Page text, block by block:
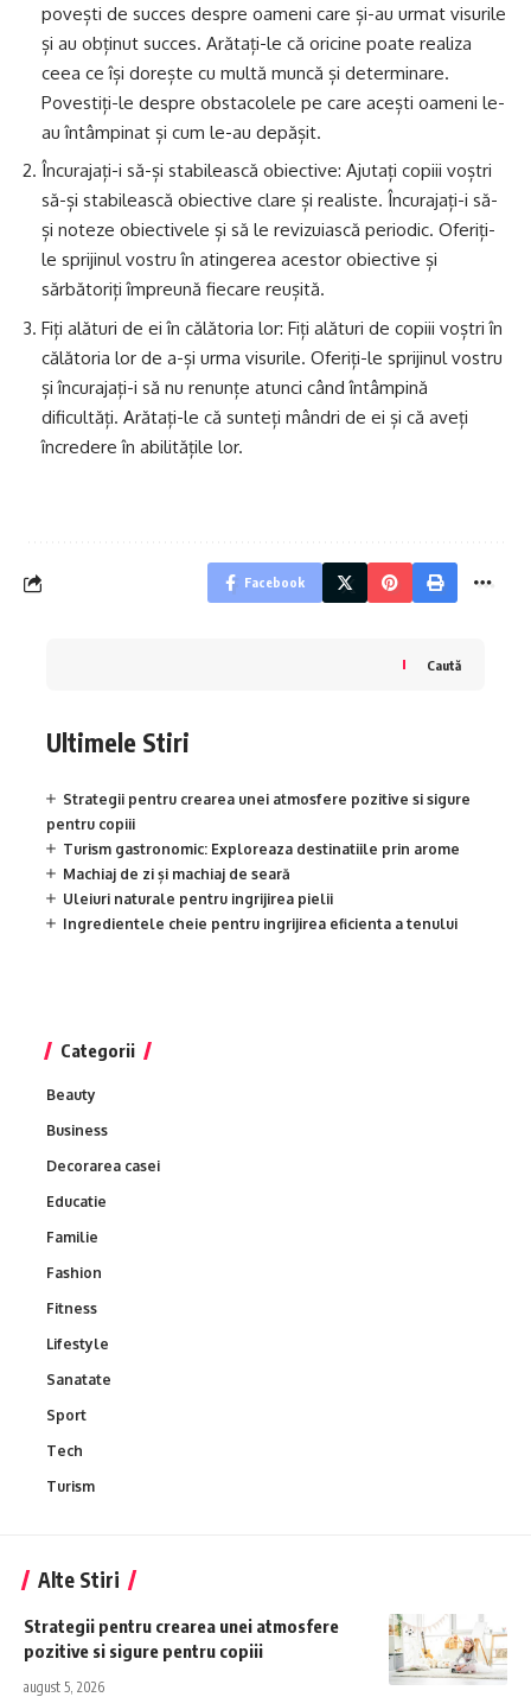
povești de succes despre oameni care și-au urmat visurile
și au obținut succes. Arătați-le că oricine poate realiza
ceea ce își dorește cu multă muncă și determinare.
Povestiți-le despre obstacolele pe care acești oameni le-
au întâmpinat și cum le-au depășit.
Încurajați-i să-și stabilească obiective: Ajutați copiii voștri
să-și stabilească obiective clare și realiste. Încurajați-i să-
și noteze obiectivele și să le revizuiască periodic. Oferiți-
le sprijinul vostru în atingerea acestor obiective și
sărbătoriți împreună fiecare reușită.
Fiți alături de ei în călătoria lor: Fiți alături de copiii voștri în
călătoria lor de a-și urma visurile. Oferiți-le sprijinul vostru
și încurajați-i să nu renunțe atunci când întâmpină
dificultăți. Arătați-le că sunteți mândri de ei și că aveți
încredere în abilitățile lor.
Facebook
Caută
Ultimele Stiri
Strategii pentru crearea unei atmosfere pozitive si sigure
pentru copiii
Turism gastronomic: Exploreaza destinatiile prin arome
Machiaj de zi și machiaj de seară
Uleiuri naturale pentru ingrijirea pielii
Ingredientele cheie pentru ingrijirea eficienta a tenului
Categorii
Beauty
Business
Decorarea casei
Educatie
Familie
Fashion
Fitness
Lifestyle
Sanatate
Sport
Tech
Turism
Alte Stiri
Strategii pentru crearea unei atmosfere
pozitive si sigure pentru copiii
august 5, 2026